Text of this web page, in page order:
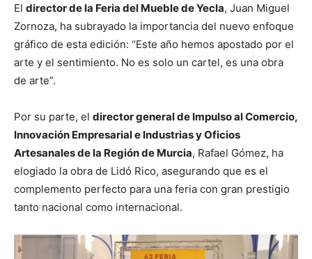
El director de la Feria del Mueble de Yecla, Juan Miguel
Zornoza, ha subrayado la importancia del nuevo enfoque
gráfico de esta edición: “Este año hemos apostado por el
arte y el sentimiento. No es solo un cartel, es una obra
de arte”.
Por su parte, el director general de Impulso al Comercio,
Innovación Empresarial e Industrias y Oficios
Artesanales de la Región de Murcia, Rafael Gómez, ha
elogiado la obra de Lidó Rico, asegurando que es el
complemento perfecto para una feria con gran prestigio
tanto nacional como internacional.